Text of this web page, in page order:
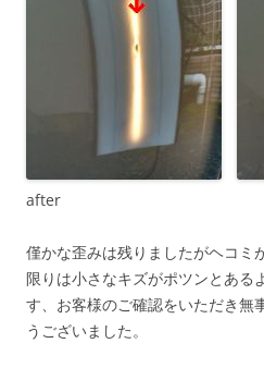
after
僅かな歪みは残りましたがヘコミ
限りは小さなキズがポツンとある
す、お客様のご確認をいただき無
うございました。